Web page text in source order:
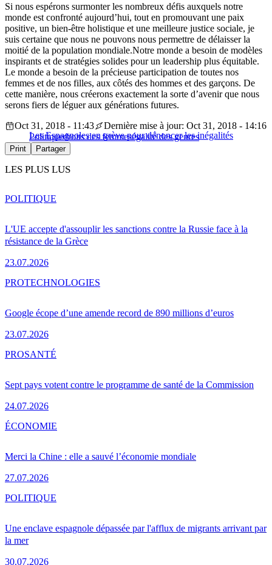
Si nous espérons surmonter les nombreux défis auxquels notre
monde est confronté aujourd’hui, tout en promouvant une paix
positive, un bien-être holistique et une meilleure justice sociale, je
suis certaine que nous ne pouvons nous permettre de délaisser la
moitié de la population mondiale.Notre monde a besoin de modèles
inspirants et de stratégies solides pour un leadership plus équitable.
Le monde a besoin de la précieuse participation de toutes nos
femmes et de nos filles, aux côtés des hommes et des garçons. De
cette manière, nous créerons exactement la sorte d’avenir que nous
serons fiers de léguer aux générations futures.
Les Espagnoles en grève pour dénoncer les inégalités
Oct 31, 2018 - 11:43
Dernière mise à jour: Oct 31, 2018 - 14:16
Politiquedroits des femmeségalité des genres
Print Partager
LES PLUS LUS
L'UE accepte d'assouplir les sanctions contre la Russie face à la
résistance de la Grèce
23.07.2026
POLITIQUE
Google écope d’une amende record de 890 millions d’euros
23.07.2026
PROTECHNOLOGIES
Sept pays votent contre le programme de santé de la Commission
24.07.2026
PROSANTÉ
Merci la Chine : elle a sauvé l’économie mondiale
27.07.2026
ÉCONOMIE
Une enclave espagnole dépassée par l'afflux de migrants arrivant par
la mer
30.07.2026
POLITIQUE